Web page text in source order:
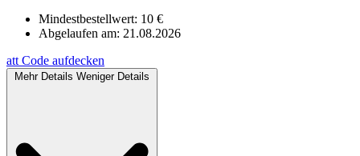
Mindestbestellwert: 10 €
Abgelaufen am: 21.08.2026
att Code aufdecken
Mehr Details Weniger Details